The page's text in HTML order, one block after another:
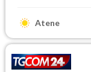
Atene